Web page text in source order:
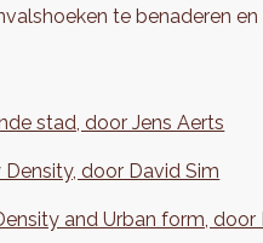
te benaderen
stad, door Jens Aerts
Density, door David Sim
and Urban form,